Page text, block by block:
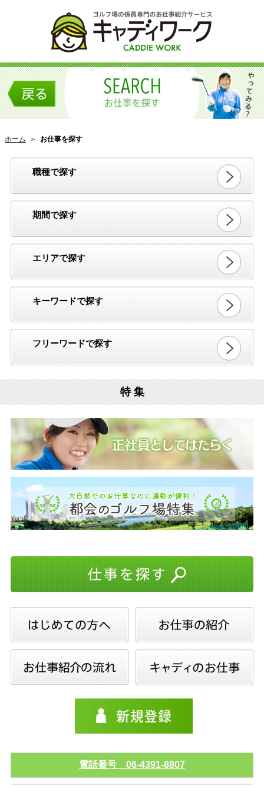
ホーム ＞ お仕事を探す
職種で探す
期間で探す
エリアで探す
キーワードで探す
フリーワードで探す
特 集
電話番号 06-4391-8807